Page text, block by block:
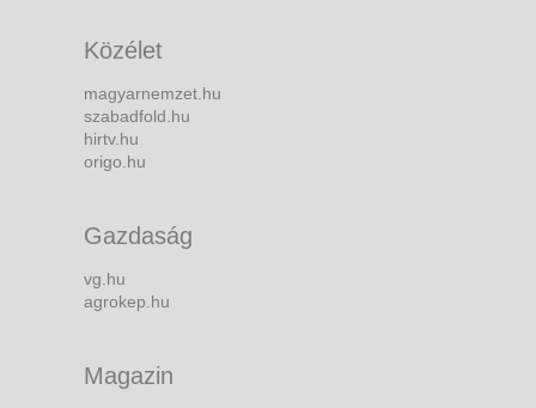
Közélet
magyarnemzet.hu
szabadfold.hu
hirtv.hu
origo.hu
Gazdaság
vg.hu
agrokep.hu
Magazin